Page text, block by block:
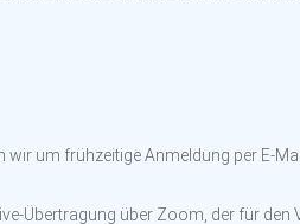
wir um frühzeitige Anmeldung per E-
Übertragung über Zoom, der für